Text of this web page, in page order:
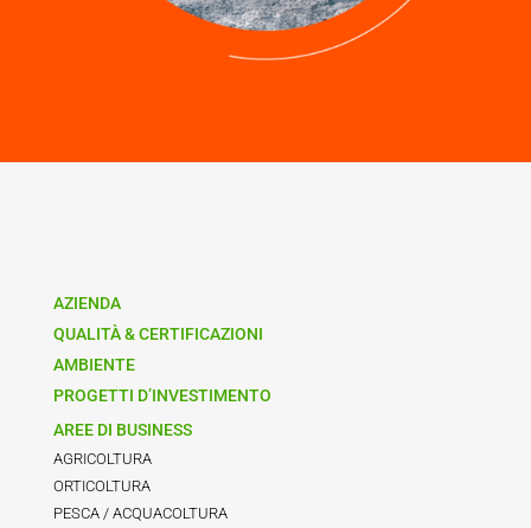
AZIENDA
QUALITÀ & CERTIFICAZIONI
AMBIENTE
PROGETTI D’INVESTIMENTO
AREE DI BUSINESS
AGRICOLTURA
ORTICOLTURA
PESCA / ACQUACOLTURA